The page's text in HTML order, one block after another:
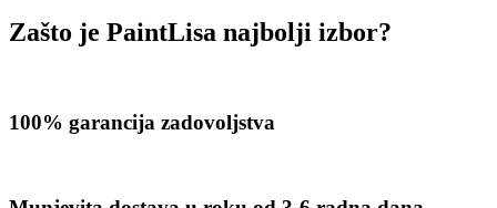
Zašto je PaintLisa najbolji izbor?
100% garancija zadovoljstva